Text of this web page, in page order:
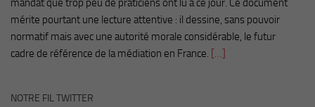
mandat que trop peu de praticiens ont lu à ce jour. Ce document
mérite pourtant une lecture attentive : il dessine, sans pouvoir
normatif mais avec une autorité morale considérable, le futur
cadre de référence de la médiation en France. […]
NOTRE FIL TWITTER